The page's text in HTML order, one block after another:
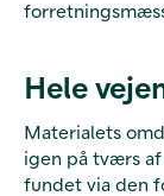
Hele
Materialets
igen på tværs
fundet via den